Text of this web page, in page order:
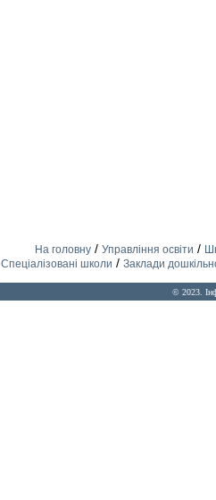
На головну/ Управління освіти /
Спеціалізовані школи / Заклади
© 2023.